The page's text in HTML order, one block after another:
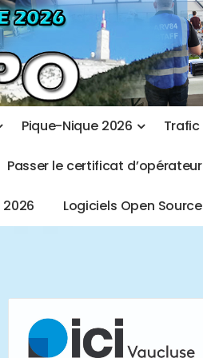
Pique-Nique 2026 Trafic
Passer le certificat d’opérateur
2026 Logiciels Open Source